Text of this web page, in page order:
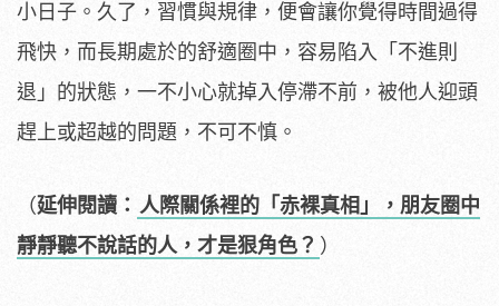
小日子。久了，習慣與規律，便會讓你覺得時間過得
飛快，而長期處於的舒適圈中，容易陷入「不進則
退」的狀態，一不小心就掉入停滯不前，被他人迎頭
趕上或超越的問題，不可不慎。
（延伸閱讀： 人際關係裡的「赤裸真相」，朋友圈中
靜靜聽不說話的人，才是狠角色？ ）